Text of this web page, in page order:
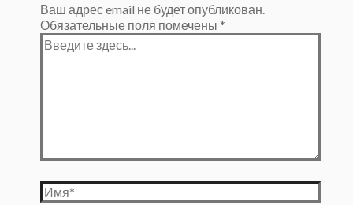
Ваш адрес email не будет опубликован.
Обязательные поля помечены *
Введите
здесь...
Имя*